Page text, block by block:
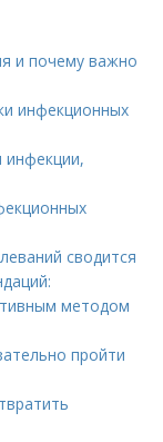
и почему важно
инфекционных
инфекции,
сводится
методом
пройти